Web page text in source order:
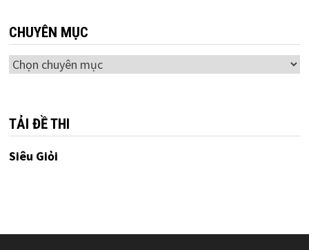
CHUYÊN MỤC
Chuyên
TẢI ĐỀ THI
Siêu Giỏi